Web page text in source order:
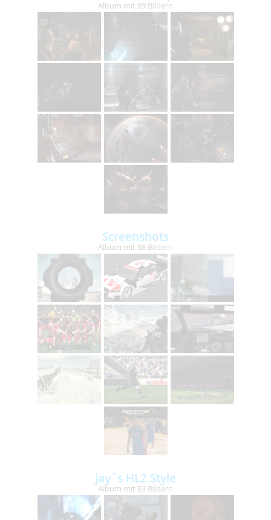
Album mit 89 Bildern
Screenshots
Album mit 86 Bildern
jay`s HL2 Style
Album mit 83 Bildern